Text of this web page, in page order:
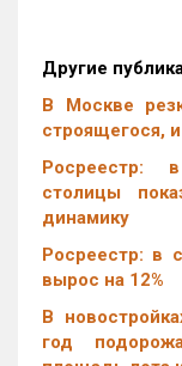
Другие
В Москве
строящегося,
Росреестр:
столицы
динамику
Росреестр: в
вырос на 12%
В
год